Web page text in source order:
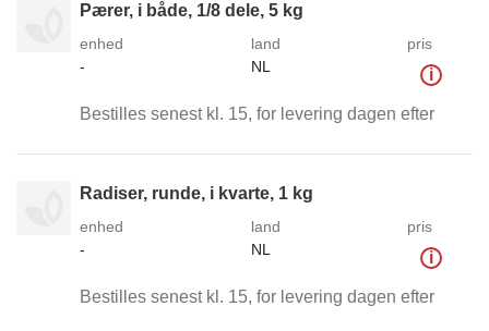
Pærer, i både, 1/8 dele, 5 kg
enhed
-
land
NL
pris
i
Bestilles senest kl. 15, for levering dagen efter
Radiser, runde, i kvarte, 1 kg
enhed
-
land
NL
pris
i
Bestilles senest kl. 15, for levering dagen efter